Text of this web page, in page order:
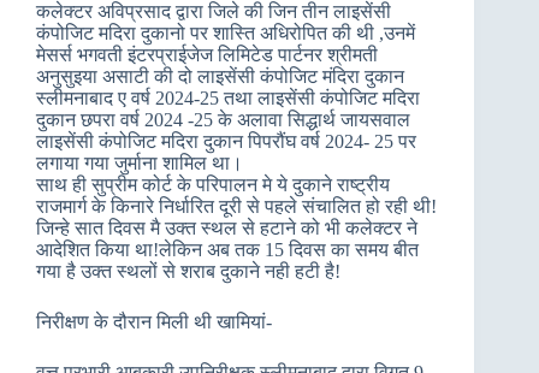
कलेक्टर अविप्रसाद द्वारा जिले की जिन तीन लाइसेंसी
कंपोजिट मदिरा दुकानो पर शास्ति अधिरोपित की थी ,उनमें
मेसर्स भगवती इंटरप्राईजेज लिमिटेड पार्टनर श्रीमती
अनुसुइया असाटी की दो लाइसेंसी कंपोजिट मंदिरा दुकान
स्लीमनाबाद ए वर्ष 2024-25 तथा लाइसेंसी कंपोजिट मदिरा
दुकान छपरा वर्ष 2024 -25 के अलावा सिद्धार्थ जायसवाल
लाइसेंसी कंपोजिट मदिरा दुकान पिपरौंघ वर्ष 2024- 25 पर
लगाया गया जुर्माना शामिल था।
साथ ही सुप्रीम कोर्ट के परिपालन मे ये दुकाने राष्ट्रीय
राजमार्ग के किनारे निर्धारित दूरी से पहले संचालित हो रही थी!
जिन्हे सात दिवस मै उक्त स्थल से हटाने को भी कलेक्टर ने
आदेशित किया था!लेकिन अब तक 15 दिवस का समय बीत
गया है उक्त स्थलों से शराब दुकाने नही हटी है!
निरीक्षण के दौरान मिली थी खामियां-